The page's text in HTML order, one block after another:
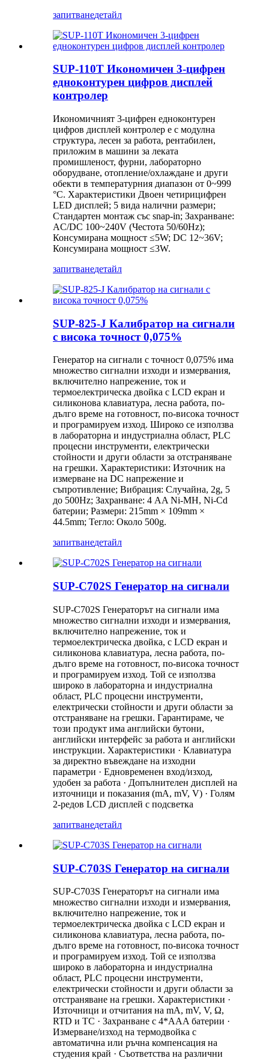
запитванедетайл
SUP-110T Икономичен 3-цифрен
едноконтурен цифров дисплей
контролер
Икономичният 3-цифрен едноконтурен
цифров дисплей контролер е с модулна
структура, лесен за работа, рентабилен,
приложим в машини за леката
промишленост, фурни, лабораторно
оборудване, отопление/охлаждане и други
обекти в температурния диапазон от 0~999
°C. Характеристики Двоен четирицифрен
LED дисплей; 5 вида налични размери;
Стандартен монтаж със snap-in; Захранване:
AC/DC 100~240V (Честота 50/60Hz);
Консумирана мощност ≤5W; DC 12~36V;
Консумирана мощност ≤3W.
запитванедетайл
SUP-825-J Калибратор на сигнали
с висока точност 0,075%
Генератор на сигнали с точност 0,075% има
множество сигнални изходи и измервания,
включително напрежение, ток и
термоелектрическа двойка с LCD екран и
силиконова клавиатура, лесна работа, по-
дълго време на готовност, по-висока точност
и програмируем изход. Широко се използва
в лабораторна и индустриална област, PLC
процесни инструменти, електрически
стойности и други области за отстраняване
на грешки. Характеристики: Източник на
измерване на DC напрежение и
съпротивление; Вибрация: Случайна, 2g, 5
до 500Hz; Захранване: 4 AA Ni-MH, Ni-Cd
батерии; Размери: 215mm × 109mm ×
44.5mm; Тегло: Около 500g.
запитванедетайл
SUP-C702S Генератор на сигнали
SUP-C702S Генераторът на сигнали има
множество сигнални изходи и измервания,
включително напрежение, ток и
термоелектрическа двойка, с LCD екран и
силиконова клавиатура, лесна работа, по-
дълго време на готовност, по-висока точност
и програмируем изход. Той се използва
широко в лабораторна и индустриална
област, PLC процесни инструменти,
електрически стойности и други области за
отстраняване на грешки. Гарантираме, че
този продукт има английски бутони,
английски интерфейс за работа и английски
инструкции. Характеристики · Клавиатура
за директно въвеждане на изходни
параметри · Едновременен вход/изход,
удобен за работа · Допълнителен дисплей на
източници и показания (mA, mV, V) · Голям
2-редов LCD дисплей с подсветка
запитванедетайл
SUP-C703S Генератор на сигнали
SUP-C703S Генераторът на сигнали има
множество сигнални изходи и измервания,
включително напрежение, ток и
термоелектрическа двойка с LCD екран и
силиконова клавиатура, лесна работа, по-
дълго време на готовност, по-висока точност
и програмируем изход. Той се използва
широко в лабораторна и индустриална
област, PLC процесни инструменти,
електрически стойности и други области за
отстраняване на грешки. Характеристики ·
Източници и отчитания на mA, mV, V, Ω,
RTD и TC · Захранване с 4*AAA батерии ·
Измерване/изход на термодвойка с
автоматична или ръчна компенсация на
студения край · Съответства на различни